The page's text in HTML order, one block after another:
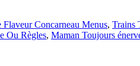
Flaveur Concarneau Menus, Trains
Ou Règles, Maman Toujours